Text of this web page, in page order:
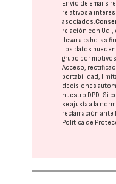
Envío de emails
relativos a
asociados.
relación con Ud.,
llevar a cabo las
Los datos
grupo por
Acceso,
portabilidad,
decisiones
nuestro DPD. Si
se ajusta a la
reclamación ante
Política de